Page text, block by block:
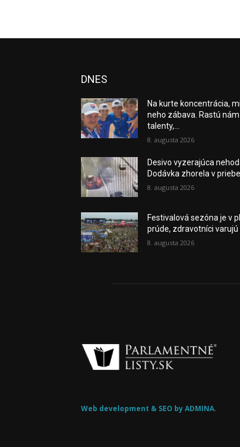
DNES
Na kurte koncentrácia,
neho zábava. Rastú nám
talenty,...
8. augusta 2026
Desivo vyzerajúca
Dodávka zhorela v
8. augusta 2026
Festivalová sezóna je v
prúde, zdravotníci varujú
8. augusta 2026
Web development & SEO by ADMINA.